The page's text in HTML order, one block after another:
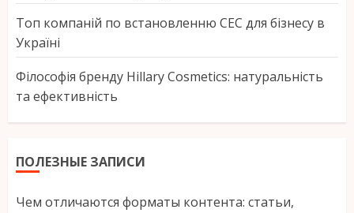
Топ компаній по встановленню СЕС для бізнесу в
Україні
Філософія бренду Hillary Cosmetics: натуральність
та ефективність
ПОЛЕЗНЫЕ ЗАПИСИ
Чем отличаются форматы контента: статьи,